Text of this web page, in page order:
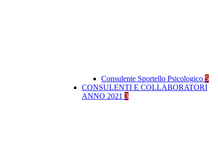
Consulente Sportello Psicologico 5
CONSULENTI E COLLABORATORI
ANNO 2021 3